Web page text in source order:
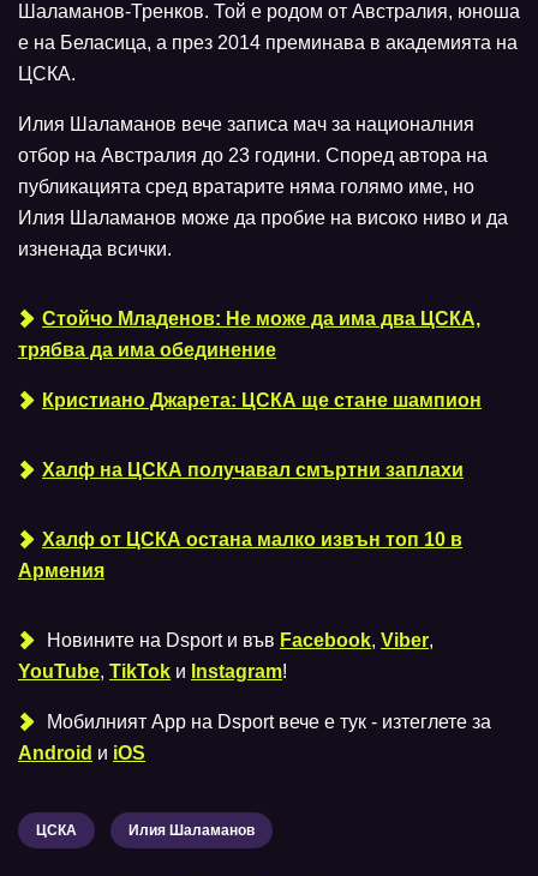
Шаламанов-Тренков. Той е родом от Австралия, юноша
е на Беласица, а през 2014 преминава в академията на
ЦСКА.
Илия Шаламанов вече записа мач за националния
отбор на Австралия до 23 години. Според автора на
публикацията сред вратарите няма голямо име, но
Илия Шаламанов може да пробие на високо ниво и да
изненада всички.
Стойчо Младенов: Не може да има два ЦСКА,
трябва да има обединение
Кристиано Джарета: ЦСКА ще стане шампион
Халф на ЦСКА получавал смъртни заплахи
Халф от ЦСКА остана малко извън топ 10 в
Армения
Новините на Dsport и във Facebook, Viber,
YouTube, TikTok и Instagram!
Мобилният Аpp на Dsport вече е тук - изтеглете за
Android и iOS
ЦСКА Илия Шаламанов